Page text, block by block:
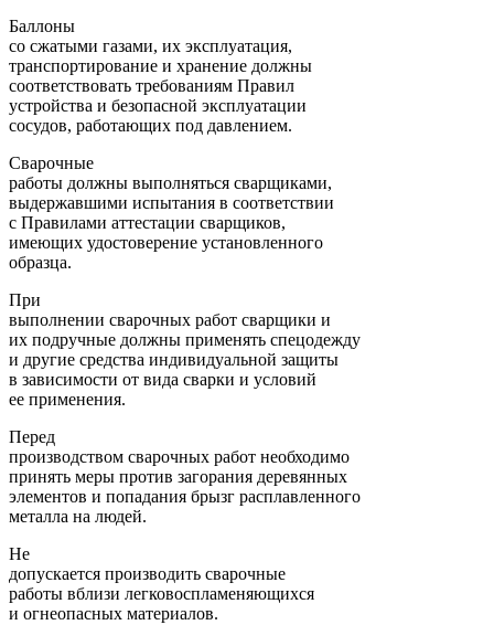
Баллоны
со сжатыми газами, их эксплуатация,
транспортирование и хранение должны
соответствовать требованиям Правил
устройства и безопасной эксплуатации
сосудов, работающих под давлением.
Сварочные
работы должны выполняться сварщиками,
выдержавшими испытания в соответствии
с Правилами аттестации сварщиков,
имеющих удостоверение установленного
образца.
При
выполнении сварочных работ сварщики и
их подручные должны применять спецодежду
и другие средства индивидуальной защиты
в зависимости от вида сварки и условий
ее применения.
Перед
производством сварочных работ необходимо
принять меры против загорания деревянных
элементов и попадания брызг расплавленного
металла на людей.
Не
допускается производить сварочные
работы вблизи легковоспламеняющихся
и огнеопасных материалов.